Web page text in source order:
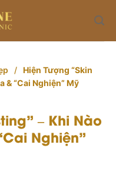
/ Hiện Tượng “Skin
& “Cai Nghiện” Mỹ
– Khi Nào
Nghiện”